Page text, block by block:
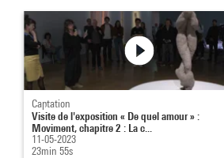
Captation
Visite de l'exposition « De quel amour » :
Moviment, chapitre 2 : La c...
11-05-2023
23min 55s